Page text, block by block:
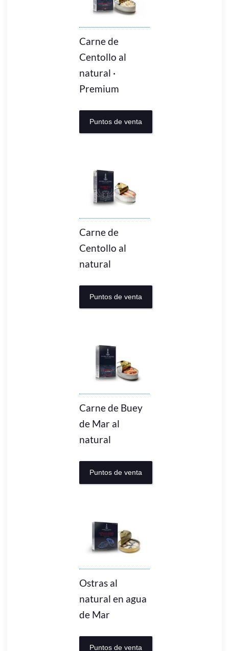
Carne de
Centollo al
natural ·
Premium
Puntos de venta
Carne de
Centollo al
natural
Puntos de venta
Carne de Buey
de Mar al
natural
Puntos de venta
Ostras al
natural en agua
de Mar
Puntos de venta